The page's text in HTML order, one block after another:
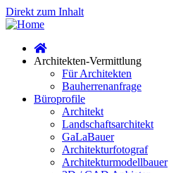
Direkt zum Inhalt
Architekten-Vermittlung
Für Architekten
Bauherrenanfrage
Büroprofile
Architekt
Landschaftsarchitekt
GaLaBauer
Architekturfotograf
Architekturmodellbauer